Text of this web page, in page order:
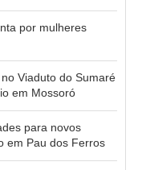
por mulheres
Viaduto do Sumaré
em Mossoró
para novos
em Pau dos Ferros